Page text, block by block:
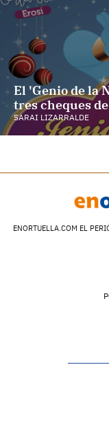
El 'Genio de la
tres cheques
SARAI LIZARRALDE
ENORTUELLA.COM EL